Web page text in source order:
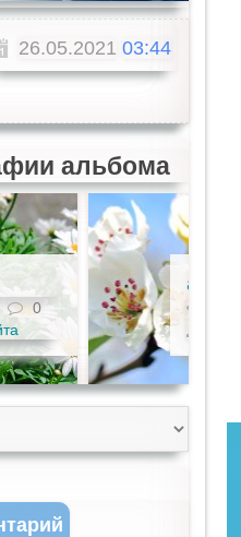
26.05.2021 03:44
альбома
0